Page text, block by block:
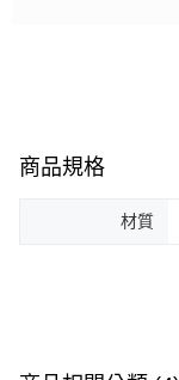
商品規格
材質